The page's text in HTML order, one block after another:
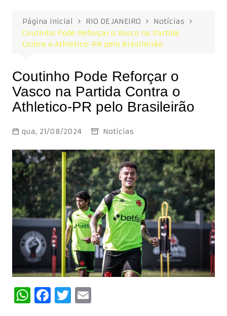
Página inicial RIO DE JANEIRO
Notícias
Coutinho Pode Reforçar o Vasco na Partida
Contra o Athletico-PR pelo Brasileirão
Coutinho Pode Reforçar o
Vasco na Partida Contra o
Athletico-PR pelo Brasileirão
qua, 21/08/2024 Notícias
W F T E